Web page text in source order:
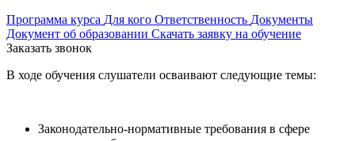
Программа курса Для кого Ответственность Документы
Документ об образовании Скачать заявку на обучение
Заказать звонок
В ходе обучения слушатели осваивают следующие темы:
Законодательно-нормативные требования в сфере